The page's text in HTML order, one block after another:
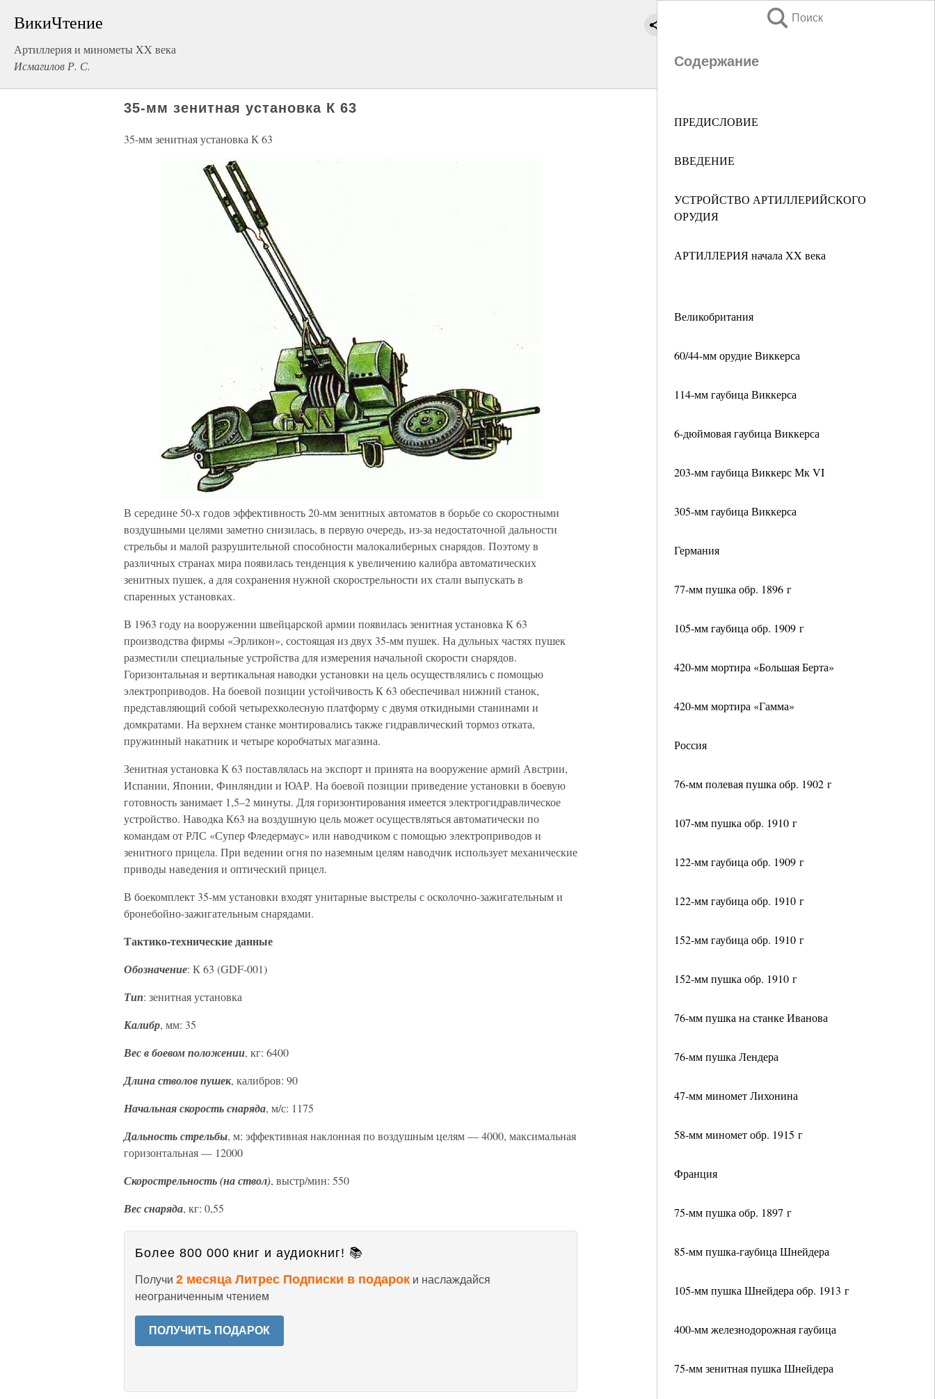
ВикиЧтение
Артиллерия и минометы XX века
Исмагилов Р. С.
Поиск
Содержание
ПРЕДИСЛОВИЕ
ВВЕДЕНИЕ
УСТРОЙСТВО АРТИЛЛЕРИЙСКОГО
ОРУДИЯ
АРТИЛЛЕРИЯ начала XX века
Великобритания
60/44-мм орудие Виккерса
114-мм гаубица Виккерса
6-дюймовая гаубица Виккерса
203-мм гаубица Виккерс Мк VI
305-мм гаубица Виккерса
Германия
77-мм пушка обр. 1896 г
105-мм гаубица обр. 1909 г
420-мм мортира «Большая Берта»
420-мм мортира «Гамма»
Россия
76-мм полевая пушка обр. 1902 г
107-мм пушка обр. 1910 г
122-мм гаубица обр. 1909 г
122-мм гаубица обр. 1910 г
152-мм гаубица обр. 1910 г
152-мм пушка обр. 1910 г
76-мм пушка на станке Иванова
76-мм пушка Лендера
47-мм миномет Лихонина
58-мм миномет обр. 1915 г
Франция
75-мм пушка обр. 1897 г
85-мм пушка-гаубица Шнейдера
105-мм пушка Шнейдера обр. 1913 г
400-мм железнодорожная гаубица
75-мм зенитная пушка Шнейдера
35-мм зенитная установка К 63
35-мм зенитная установка К 63
В середине 50-х годов эффективность 20-мм зенитных автоматов в борьбе со скоростными
воздушными целями заметно снизилась, в первую очередь, из-за недостаточной дальности
стрельбы и малой разрушительной способности малокалиберных снарядов. Поэтому в
различных странах мира появилась тенденция к увеличению калибра автоматических
зенитных пушек, а для сохранения нужной скорострельности их стали выпускать в
спаренных установках.
В 1963 году на вооружении швейцарской армии появилась зенитная установка К 63
производства фирмы «Эрликон», состоящая из двух 35-мм пушек. На дульных частях пушек
разместили специальные устройства для измерения начальной скорости снарядов.
Горизонтальная и вертикальная наводки установки на цель осуществлялись с помощью
электроприводов. На боевой позиции устойчивость К 63 обеспечивал нижний станок,
представляющий собой четырехколесную платформу с двумя откидными станинами и
домкратами. На верхнем станке монтировались также гидравлический тормоз отката,
пружинный накатник и четыре коробчатых магазина.
Зенитная установка К 63 поставлялась на экспорт и принята на вооружение армий Австрии,
Испании, Японии, Финляндии и ЮАР. На боевой позиции приведение установки в боевую
готовность занимает 1,5–2 минуты. Для горизонтирования имеется электрогидравлическое
устройство. Наводка К63 на воздушную цель может осуществляться автоматически по
командам от РЛС «Супер Фледермаус» или наводчиком с помощью электроприводов и
зенитного прицела. При ведении огня по наземным целям наводчик использует механические
приводы наведения и оптический прицел.
В боекомплект 35-мм установки входят унитарные выстрелы с осколочно-зажигательным и
бронебойно-зажигательным снарядами.
Тактико-технические данные
Обозначение: К 63 (GDF-001)
Тип: зенитная установка
Калибр, мм: 35
Вес в боевом положении, кг: 6400
Длина стволов пушек, калибров: 90
Начальная скорость снаряда, м/с: 1175
Дальность стрельбы, м: эффективная наклонная по воздушным целям — 4000, максимальная
горизонтальная — 12000
Скорострельность (на ствол), выстр/мин: 550
Вес снаряда, кг: 0,55
Более 800 000 книг и аудиокниг! 📚
Получи 2 месяца Литрес Подписки в подарок и наслаждайся
неограниченным чтением
ПОЛУЧИТЬ ПОДАРОК